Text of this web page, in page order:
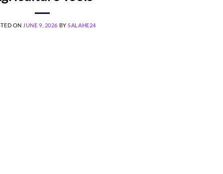
ON JUNE 9, 2026 BYSALAHE24